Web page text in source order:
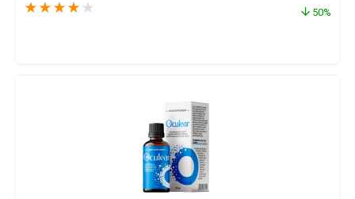
★ ★ ★ ★ ★ 50%